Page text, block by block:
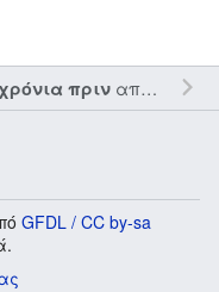
πριναπό τον την
GFDL / CC by-sa